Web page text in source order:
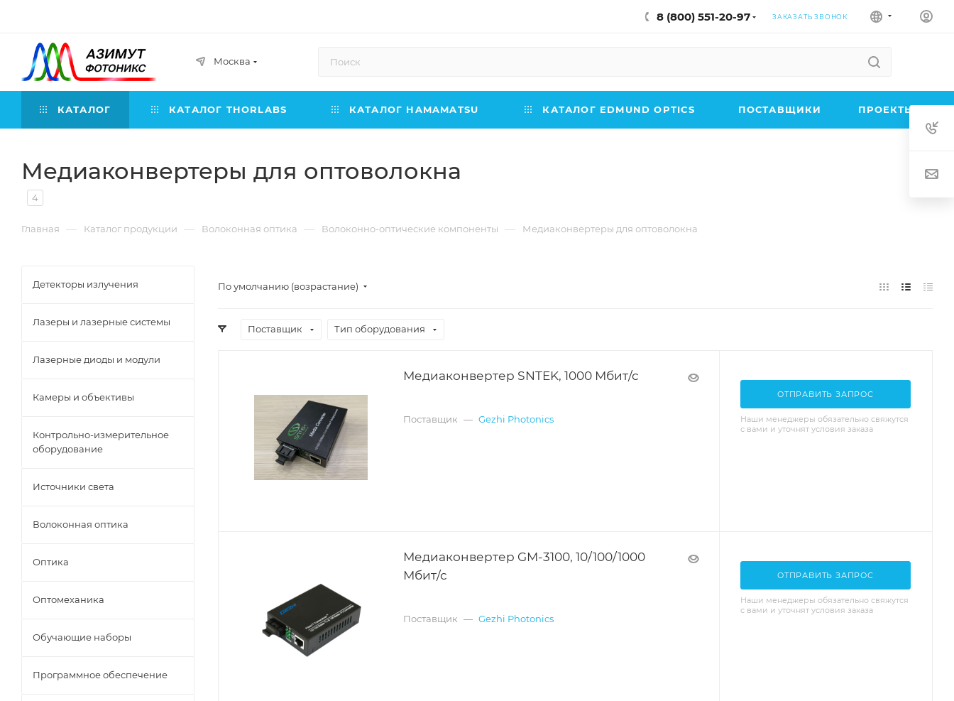
8 (800) 551-20-97 ЗАКАЗАТЬ ЗВОНОК
Москва
КАТАЛОГ КАТАЛОГ THORLABS КАТАЛОГ HAMAMATSU КАТАЛОГ EDMUND OPTICS ПОСТАВЩИКИ ПРОЕКТЫ
Медиаконвертеры для оптоволокна
4
Главная — Каталог продукции — Волоконная оптика — Волоконно-оптические компоненты — Медиаконвертеры для оптоволокна
По умолчанию (возрастание)
Поставщик Тип оборудования
Медиаконвертер SNTEK, 1000 Мбит/с
Поставщик — Gezhi Photonics
ОТПРАВИТЬ ЗАПРОС
Наши менеджеры обязательно свяжутся
с вами и уточнят условия заказа
Медиаконвертер GM-3100, 10/100/1000
Мбит/с
Поставщик — Gezhi Photonics
ОТПРАВИТЬ ЗАПРОС
Наши менеджеры обязательно свяжутся
с вами и уточнят условия заказа
Детекторы излучения
Лазеры и лазерные системы
Лазерные диоды и модули
Камеры и объективы
Контрольно-измерительное
оборудование
Источники света
Волоконная оптика
Оптика
Оптомеханика
Обучающие наборы
Программное обеспечение